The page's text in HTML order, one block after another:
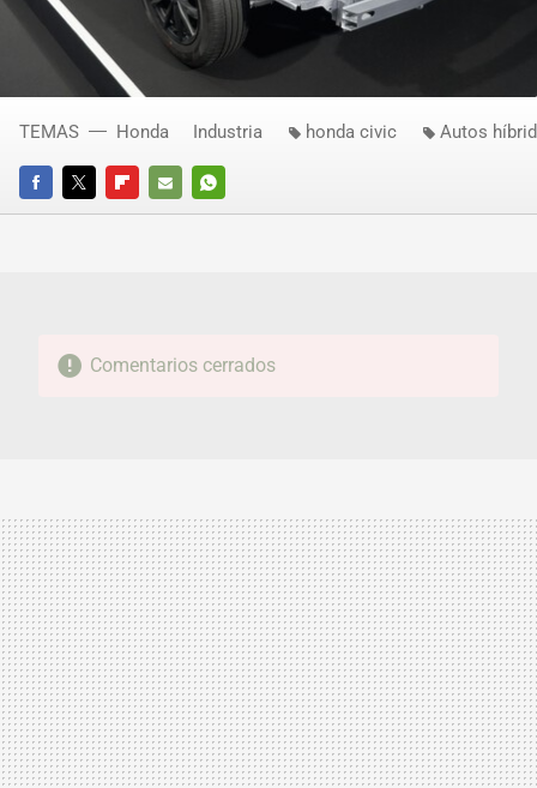
FACEBOOKTWITTERFLIPBOARD
E-
WHATSAPP
TEMAS Honda Industria honda civic Autos
Comentarios cerrados